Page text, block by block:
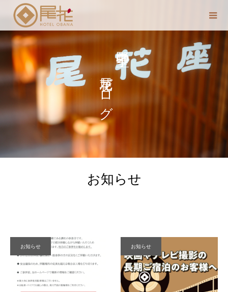
中野 聖子の
尾花ブログ
お知らせ
お知らせ お知らせ